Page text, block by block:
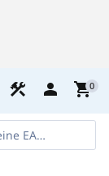
construction person shopping_cart0